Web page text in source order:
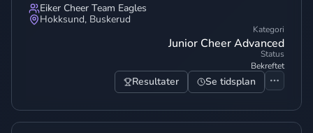
Eiker Cheer Team Eagles
Hokksund, Buskerud
Kategori
Junior Cheer Advanced
Status
Bekreftet
Resultater Se tidsplan